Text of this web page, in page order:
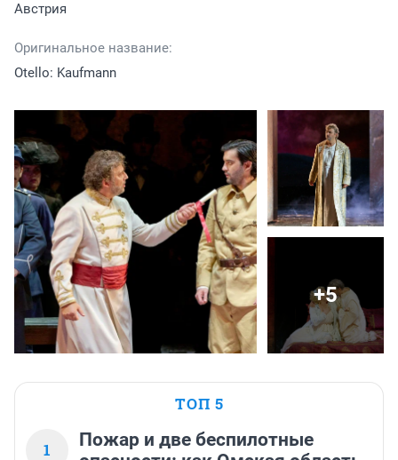
Австрия
Оригинальное название:
Otello: Kaufmann
+5
ТОП 5
1
Пожар и две беспилотные